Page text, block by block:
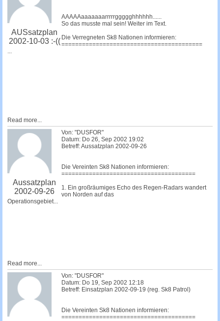
AUSsatzplan
2002-10-03 :-((
AAAAAaaaaaaarrrrrggggghhhhhh......
So das musste mal sein! Weiter im Text.
Die Verregneten Sk8 Nationen informieren:
=========================================
...
Read more...
Aussatzplan
2002-09-26
Von: "DUSFOR"
Datum: Do 26, Sep 2002 19:02
Betreff: Aussatzplan 2002-09-26
Die Vereinten Sk8 Nationen informieren:
=======================================
1. Ein großräumiges Echo des Regen-Radars wandert
von Norden auf das
Operationsgebiet...
Read more...
Von: "DUSFOR"
Datum: Do 19, Sep 2002 12:18
Betreff: Einsatzplan 2002-09-19 (reg. Sk8 Patrol)
Die Vereinten Sk8 Nationen informieren:
=======================================